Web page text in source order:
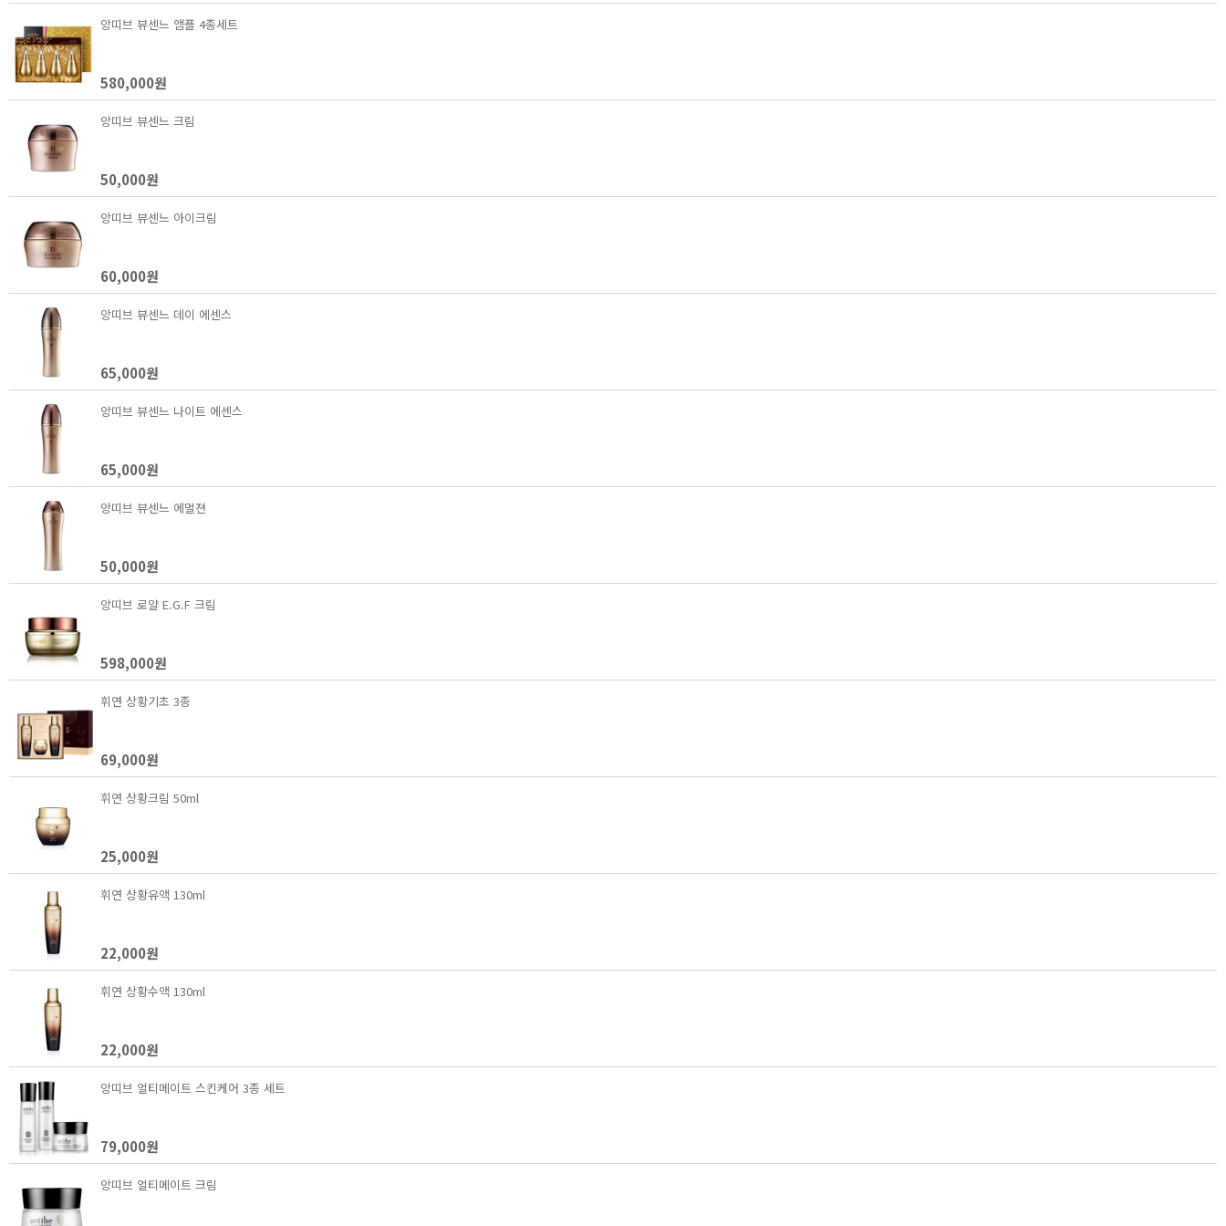
앙띠브 뷰센느 앰플 4종세트
580,000원
앙띠브 뷰센느 크림
50,000원
앙띠브 뷰센느 아이크림
60,000원
앙띠브 뷰센느 데이 에센스
65,000원
앙띠브 뷰센느 나이트 에센스
65,000원
앙띠브 뷰센느 에멀젼
50,000원
앙띠브 로얄 E.G.F 크림
598,000원
휘연 상황기초 3종
69,000원
휘연 상황크림 50ml
25,000원
휘연 상황유액 130ml
22,000원
휘연 상황수액 130ml
22,000원
앙띠브 얼티메이트 스킨케어 3종 세트
79,000원
앙띠브 얼티메이트 크림